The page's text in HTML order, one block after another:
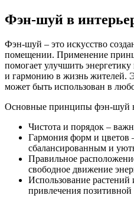
Фэн-шуй в
Фэн-шуй – это искусство
помещении. Применение
помогает улучшить
и гармонию в жизнь жителей.
может быть использован в
Основные принципы фэн-шуй
Чистота и порядок –
Гармония форм и
сбалансированным и
Правильное
свободное движение
Использование растений
привлечения позитивной